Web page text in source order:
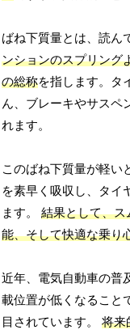
ばね下質量とは、読ん
ンションのスプリング
の総称を指します。タ
ん、ブレーキやサスペ
れます。
このばね下質量が軽い
を素早く吸収し、タイ
ます。結果として、ス
能、そして快適な乗り
近年、電気自動車の普
載位置が低くなること
目されています。将来